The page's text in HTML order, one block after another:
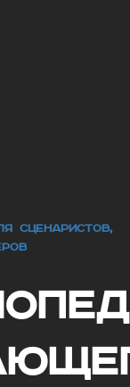
СЦЕНАРИСТОВ,